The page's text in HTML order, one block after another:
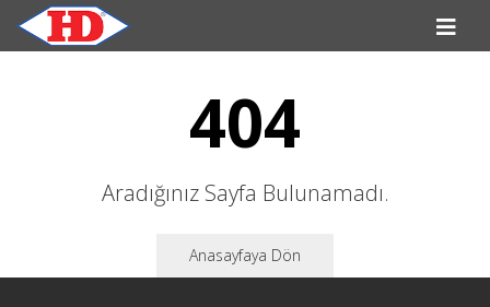
404
Aradığınız Sayfa Bulunamadı.
Anasayfaya Dön